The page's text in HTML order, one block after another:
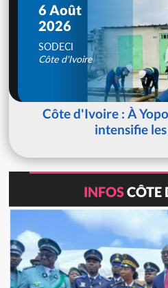
6 Août
2026
SODECI
Côte d'Ivoire
Côte d'Ivoire : À
intensifie
INFOSCÔTE